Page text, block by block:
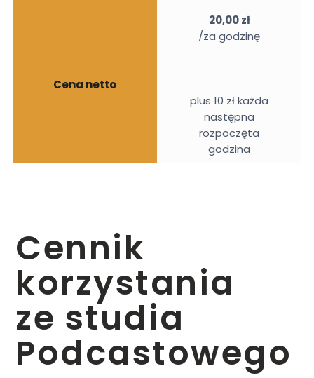
Cena netto
20,00 zł
/za godzinę
plus 10 zł każda
następna
rozpoczęta
godzina
Cennik
korzystania
ze studia
Podcastowego